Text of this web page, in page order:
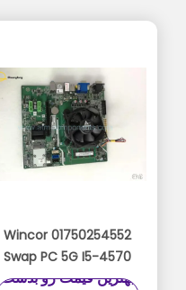
01750254552 Wincor
Swap PC 5G I5-4570
PC AMT ارتقاء
بهترین قیمت رو بدست